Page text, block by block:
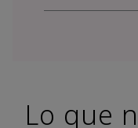
Lo que